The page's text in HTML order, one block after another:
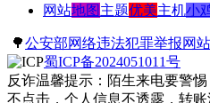
网站地图 主题优美主机小
🌳公安部网络违法犯罪举报网站
蜀ICP备2024051011号
反诈温馨提示：陌生来电要警
不点击，个人信息不透露，转